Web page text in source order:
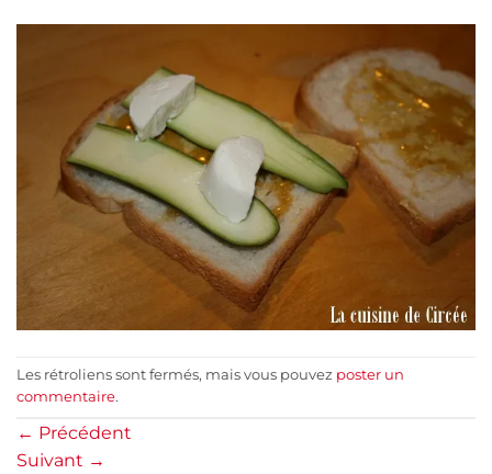
Les rétroliens sont fermés, mais vous pouvez poster un
commentaire.
← Précédent
Suivant →